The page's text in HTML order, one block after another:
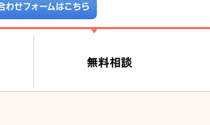
せフォームはこちら